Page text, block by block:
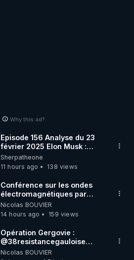
Why this ad?
Episode 156 Analyse du 23
février 2025 Elon Musk :
Houston , on a un problème !
Sherpatheone
11 hours ago
138 views
Conférence sur les ondes
électromagnétiques par
Grégoire Caustru et Bart de
Wever !
Nicolas BOUVIER
14 hours ago
159 views
Opération Gergovie :
‪@38resistancegauloise‬
‪@MarionSigautOfficiel‬
Nicolas BOUVIER